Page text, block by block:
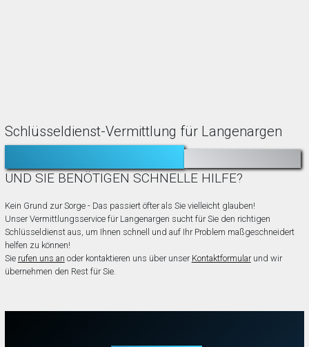
Schlüsseldienst-Vermittlung für Langenargen
TÜR ZUGEFALLEN?
UND SIE BENÖTIGEN SCHNELLE HILFE?
Kein Grund zur Sorge - Das passiert öfter als Sie vielleicht glauben!
Unser Vermittlungsservice für Langenargen sucht für Sie den richtigen
Schlüsseldienst aus, um Ihnen schnell und auf Ihr Problem maßgeschneidert
helfen zu können!
Sie rufen uns an oder kontaktieren uns über unser Kontaktformularund wir
übernehmen den Rest für Sie.